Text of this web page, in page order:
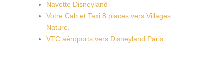
Navette Disneyland
Votre Cab et Taxi 8 places vers Villages
Nature.
VTC aéroports vers Disneyland Paris.